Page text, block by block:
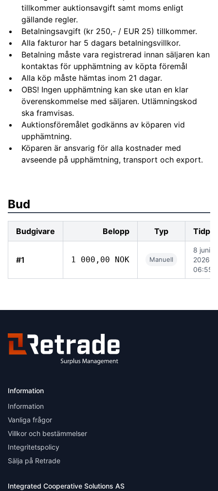
tillkommer auktionsavgift samt moms enligt
gällande regler.
Betalningsavgift (kr 250,- / EUR 25) tillkommer.
Alla fakturor har 5 dagars betalningsvillkor.
Betalning måste vara registrerad innan säljaren kan
kontaktas för upphämtning av köpta föremål
Alla köp måste hämtas inom 21 dagar.
OBS! Ingen upphämtning kan ske utan en klar
överenskommelse med säljaren. Utlämningskod
ska framvisas.
Auktionsföremålet godkänns av köparen vid
upphämtning.
Köparen är ansvarig för alla kostnader med
avseende på upphämtning, transport och export.
Bud
Budgivare Belopp Typ
#1 1 000,00 NOK Manuell
8 juni
2026
06:55
Information
Information
Vanliga frågor
Villkor och bestämmelser
Integritetspolicy
Sälja på Retrade
Integrated Cooperative Solutions AS